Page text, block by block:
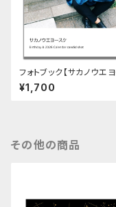
フォトブック【サカノウエ
ケ
r candid shots 】
¥1,700
その他の商品